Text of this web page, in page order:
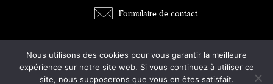
Formulaire de contact
DIETETICIENNE / COACH MINCEUR
Nous utilisons des cookies pour vous garantir la meilleure
expérience sur notre site web. Si vous continuez à utiliser ce
site, nous supposerons que vous en êtes satisfait.